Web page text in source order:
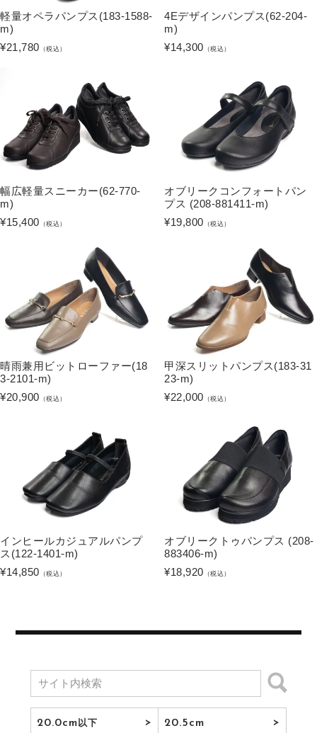
軽量オペラパンプス(183-1588-
m)
¥21,780 （税込）
4Eデザインパンプス(62-204-
m)
¥14,300 （税込）
幅広軽量スニーカー(62-770-
m)
¥15,400 （税込）
オブリークコンフォートパン
プス (208-881411-m)
¥19,800 （税込）
晴雨兼用ビットローファー(18
3-2101-m)
¥20,900 （税込）
甲深スリットパンプス(183-31
23-m)
¥22,000 （税込）
インヒールカジュアルパンプ
ス(122-1401-m)
¥14,850 （税込）
オブリークトゥパンプス (208-
883406-m)
¥18,920 （税込）
20.0cm以下 20.5cm